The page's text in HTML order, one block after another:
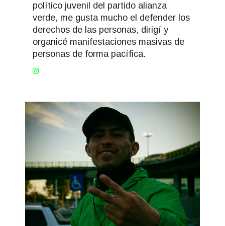
político juvenil del partido alianza
verde, me gusta mucho el defender los
derechos de las personas, dirigí y
organicé manifestaciones masivas de
personas de forma pacífica.